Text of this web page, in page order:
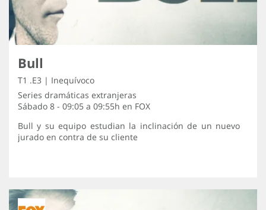
Bull
T1 .E3 | Inequívoco
Series dramáticas extranjeras
Sábado 8 - 09:05 a 09:55h en FOX
Bull y su equipo estudian la inclinación de un nuevo
jurado en contra de su cliente